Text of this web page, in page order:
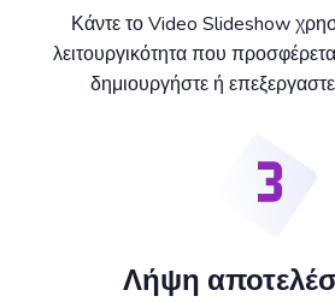
Κάντε το Video Slideshow
λειτουργικότητα που
δημιουργήστε ή
Λήψη